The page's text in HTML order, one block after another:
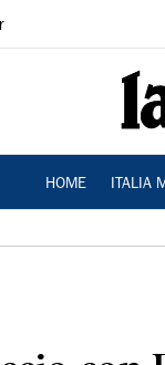
HOME ITALIA